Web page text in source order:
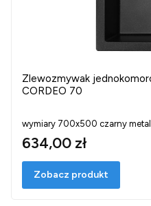
Zlewozmywak
CORDEO 70
wymiary 700x500 czarny
634,00 zł
Zobacz produkt